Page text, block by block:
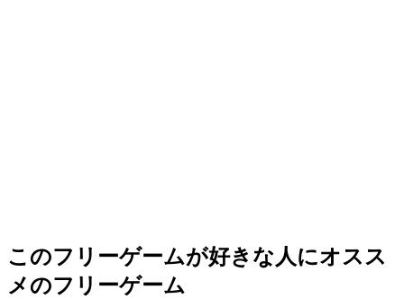
このフリーゲームが好きな人にオスス
メのフリーゲーム